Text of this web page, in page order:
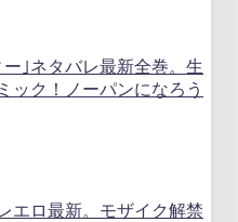
｣ネタバレ最新全巻。生
ック！ノーパンになろう
エロ最新。モザイク解禁